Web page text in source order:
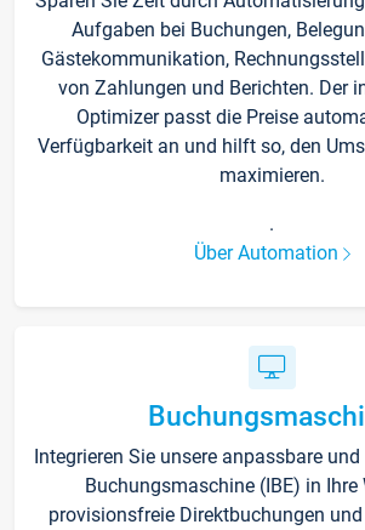
Aufgaben bei Buchungen,
Gästekommunikation,
von Zahlungen und Berichten. Der
Optimizer passt die Preise
Verfügbarkeit an und hilft so, den
maximieren.
.
Über Automation
Integrieren Sie unsere anpassbare
Buchungsmaschine (IBE) in Ihre
provisionsfreie Direktbuchungen